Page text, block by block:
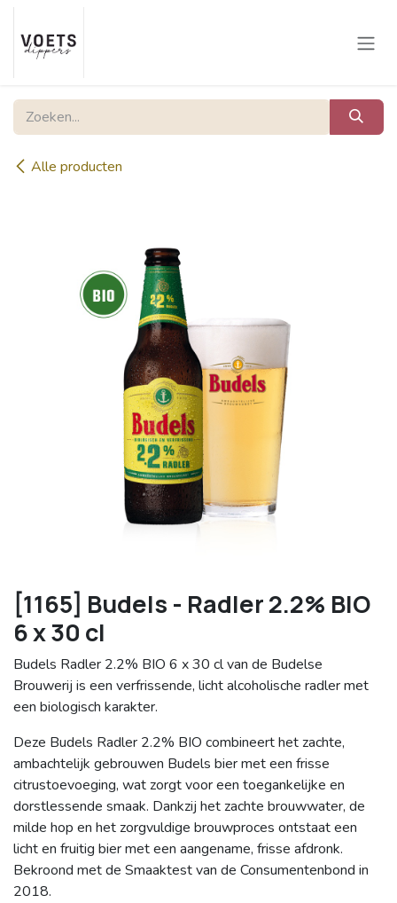
Overslaan naar inhoud
Alle producten
[1165] Budels - Radler 2.2% BIO
6 x 30 cl
Budels Radler 2.2% BIO 6 x 30 cl van de Budelse
Brouwerij is een verfrissende, licht alcoholische radler met
een biologisch karakter.
Deze Budels Radler 2.2% BIO combineert het zachte,
ambachtelijk gebrouwen Budels bier met een frisse
citrustoevoeging, wat zorgt voor een toegankelijke en
dorstlessende smaak. Dankzij het zachte brouwwater, de
milde hop en het zorgvuldige brouwproces ontstaat een
licht en fruitig bier met een aangename, frisse afdronk.
Bekroond met de Smaaktest van de Consumentenbond in
2018.